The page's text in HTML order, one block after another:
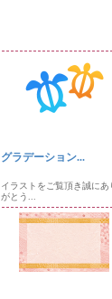
グラデーション...
イラストをご覧頂き誠にあ
がとう...